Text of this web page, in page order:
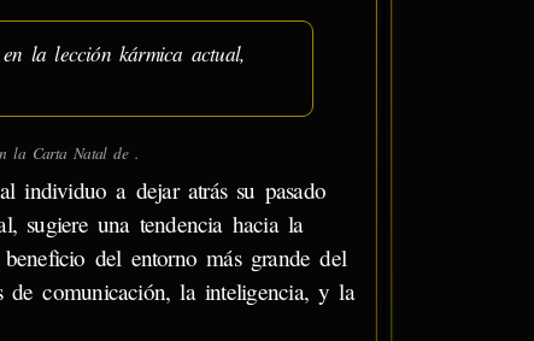
la lección kármica actual,
la Carta Natal de .
individuo a dejar atrás su pasado
sugiere una tendencia hacia la
del entorno más grande del
comunicación, la inteligencia, y la